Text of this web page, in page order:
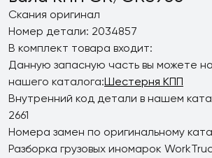
Скания оригинал
Номер детали: 2034857
В комплект товара входит:
Данную запасную часть вы можете
нашего каталога:Шестерня КПП
Внутренний код детали в нашем
2661
Номера замен по оригинальному
Разборка грузовых иномарок